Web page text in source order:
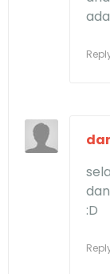
:D